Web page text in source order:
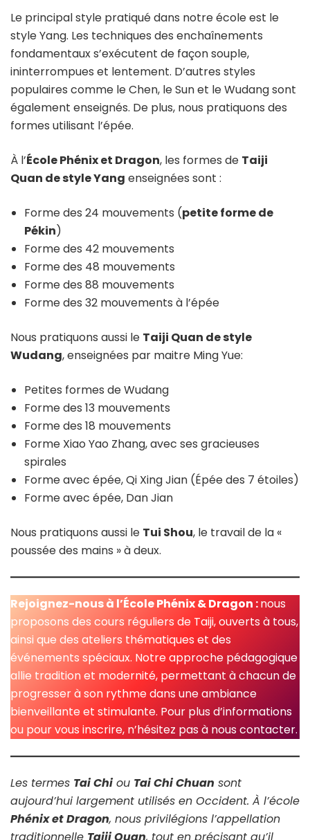
Le principal style pratiqué dans notre école est le
style Yang. Les techniques des enchaînements
fondamentaux s’exécutent de façon souple,
ininterrompues et lentement. D’autres styles
populaires comme le Chen, le Sun et le Wudang sont
également enseignés. De plus, nous pratiquons des
formes utilisant l’épée.
À l’École Phénix et Dragon, les formes de Taiji
Quan de style Yang enseignées sont :
Forme des 24 mouvements (petite forme de
Pékin)
Forme des 42 mouvements
Forme des 48 mouvements
Forme des 88 mouvements
Forme des 32 mouvements à l’épée
Nous pratiquons aussi le Taiji Quan de style
Wudang, enseignées par maitre Ming Yue:
Petites formes de Wudang
Forme des 13 mouvements
Forme des 18 mouvements
Forme Xiao Yao Zhang, avec ses gracieuses
spirales
Forme avec épée, Qi Xing Jian (Épée des 7 étoiles)
Forme avec épée, Dan Jian
Nous pratiquons aussi le Tui Shou, le travail de la «
poussée des mains » à deux.
Rejoignez-nous à l’École Phénix & Dragon :nous
proposons des cours réguliers de Taiji, ouverts à tous,
ainsi que des ateliers thématiques et des
événements spéciaux. Notre approche pédagogique
allie tradition et modernité, permettant à chacun de
progresser à son rythme dans une ambiance
bienveillante et stimulante. Pour plus d’informations
ou pour vous inscrire, n’hésitez pas à nous contacter.
Les termes Tai Chiou Tai Chi Chuan sont
aujourd’hui largement utilisés en Occident. À l’école
Phénix et Dragon, nous privilégions l’appellation